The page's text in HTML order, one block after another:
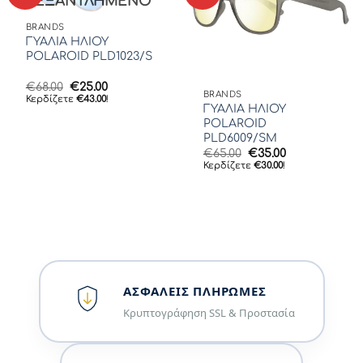
BRANDS
ΓΥΑΛΙΑ ΗΛΙΟΥ
POLAROID PLD1023/S
€68.00 Original
price
€25.00Η
τρέχουσα
Κερδίζετε €43.00! BRANDS
ΓΥΑΛΙΑ ΗΛΙΟΥ
POLAROID
PLD6009/SM
€65.00 Original
price
€35.00Η
Κερδίζετε €30.00!
ΑΣΦΑΛΕΊΣ ΠΛΗΡΩΜΈΣ
Κρυπτογράφηση SSL & Προστασία